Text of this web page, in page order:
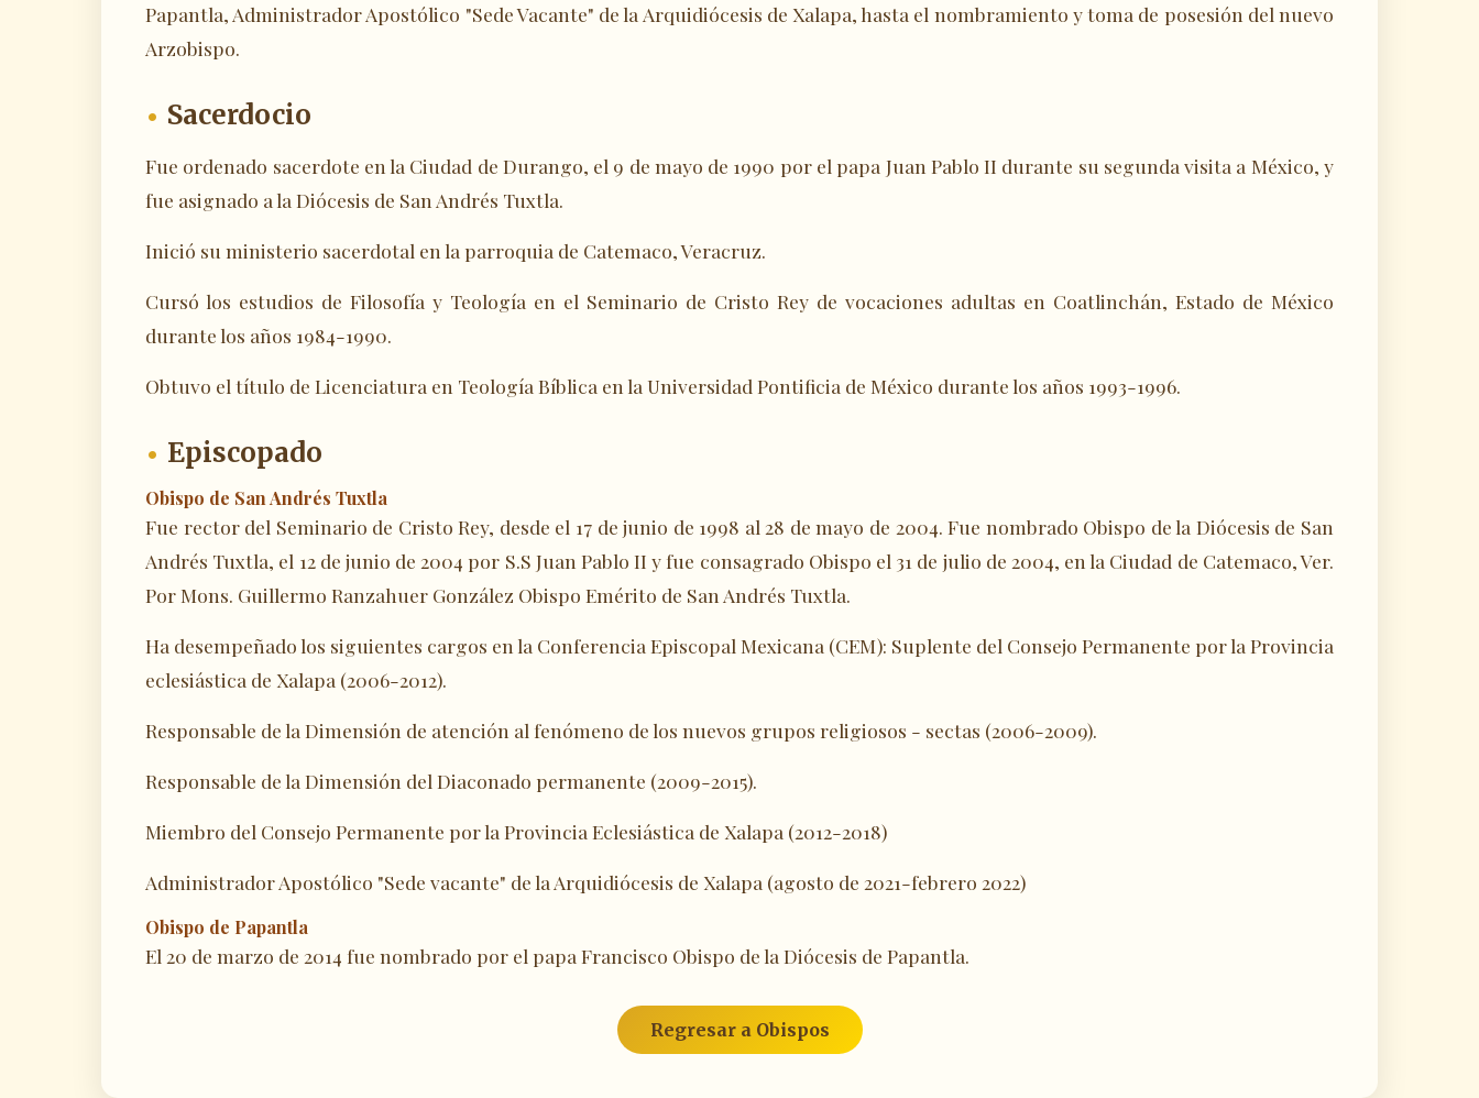
Papantla, Administrador Apostólico "Sede Vacante" de la Arquidiócesis de Xalapa, hasta el nombramiento y toma de posesión del nuevo
Arzobispo.
Sacerdocio
Fue ordenado sacerdote en la Ciudad de Durango, el 9 de mayo de 1990 por el papa Juan Pablo II durante su segunda visita a México, y
fue asignado a la Diócesis de San Andrés Tuxtla.
Inició su ministerio sacerdotal en la parroquia de Catemaco, Veracruz.
Cursó los estudios de Filosofía y Teología en el Seminario de Cristo Rey de vocaciones adultas en Coatlinchán, Estado de México
durante los años 1984-1990.
Obtuvo el título de Licenciatura en Teología Bíblica en la Universidad Pontificia de México durante los años 1993-1996.
Episcopado
Obispo de San Andrés Tuxtla
Fue rector del Seminario de Cristo Rey, desde el 17 de junio de 1998 al 28 de mayo de 2004. Fue nombrado Obispo de la Diócesis de San
Andrés Tuxtla, el 12 de junio de 2004 por S.S Juan Pablo II y fue consagrado Obispo el 31 de julio de 2004, en la Ciudad de Catemaco, Ver.
Por Mons. Guillermo Ranzahuer González Obispo Emérito de San Andrés Tuxtla.
Ha desempeñado los siguientes cargos en la Conferencia Episcopal Mexicana (CEM): Suplente del Consejo Permanente por la Provincia
eclesiástica de Xalapa (2006-2012).
Responsable de la Dimensión de atención al fenómeno de los nuevos grupos religiosos - sectas (2006-2009).
Responsable de la Dimensión del Diaconado permanente (2009-2015).
Miembro del Consejo Permanente por la Provincia Eclesiástica de Xalapa (2012-2018)
Administrador Apostólico "Sede vacante" de la Arquidiócesis de Xalapa (agosto de 2021-febrero 2022)
Obispo de Papantla
El 20 de marzo de 2014 fue nombrado por el papa Francisco Obispo de la Diócesis de Papantla.
Regresar a Obispos